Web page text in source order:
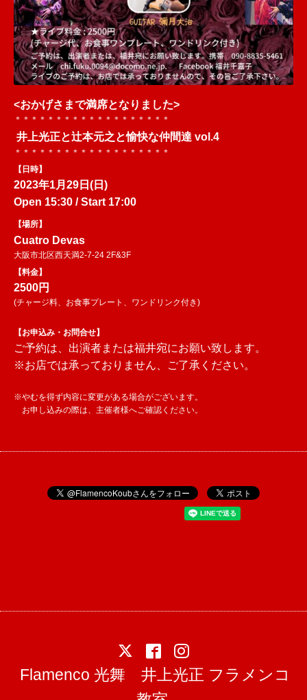
<おかげさまで満席となりました>
＊＊＊＊＊＊＊＊＊＊＊＊＊＊＊＊＊＊＊
井上光正と辻本元之と愉快な仲間達 vol.4
＊＊＊＊＊＊＊＊＊＊＊＊＊＊＊＊＊＊＊
【日時】
2023年1月29日(日)
Open 15:30 /Start 17:00
【場所】
Cuatro Devas
大阪市北区西天満2-7-24 2F&3F
【料金】
2500円
(チャージ料、お食事プレート、ワンドリンク付き)
【お申込み・お問合せ】
ご予約は、出演者または福井宛にお願い致します。
※お店では承っておりません、ご了承ください。
※やむを得ず内容に変更がある場合がございます。
お申し込みの際は、主催者様へご確認ください。
Flamenco 光舞 井上光正 フラメンコ